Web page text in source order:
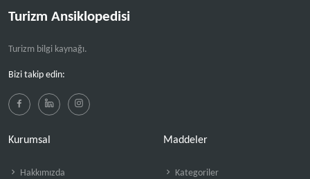
Turizm Ansiklopedisi
Turizm bilgi kaynağı.
Bizi takip edin:
Kurumsal
Hakkımızda
Maddeler
Kategoriler